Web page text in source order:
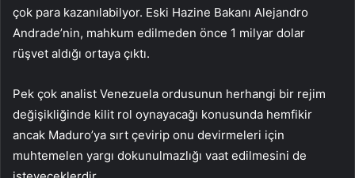
çok para kazanılabilyor. Eski Hazine Bakanı Alejandro
Andrade’nin, mahkum edilmeden önce 1 milyar dolar
rüşvet aldığı ortaya çıktı.
Pek çok analist Venezuela ordusunun herhangi bir rejim
değişikliğinde kilit rol oynayacağı konusunda hemfikir
ancak Maduro’ya sırt çevirip onu devirmeleri için
muhtemelen yargı dokunulmazlığı vaat edilmesini de